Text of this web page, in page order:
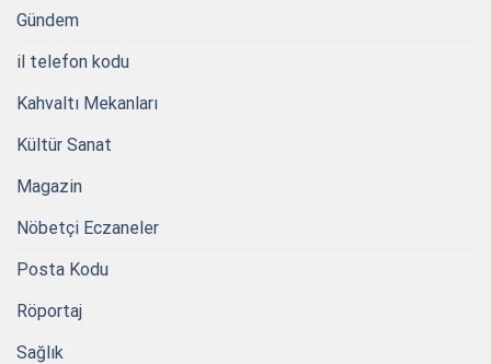
Gündem
il telefon kodu
Kahvaltı Mekanları
Kültür Sanat
Magazin
Nöbetçi Eczaneler
Posta Kodu
Röportaj
Sağlık